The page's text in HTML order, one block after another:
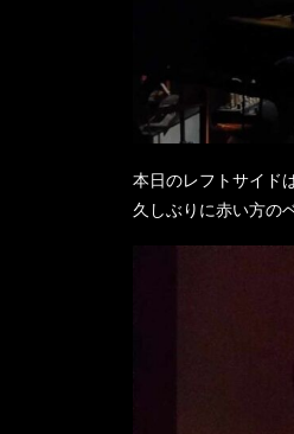
本日のレフトサイド
久しぶりに赤い方の